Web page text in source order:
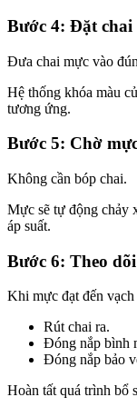
Bước 4: Đặt chai
Đưa chai mực vào
Hệ thống khóa màu
tương ứng.
Bước 5: Chờ
Không cần bóp chai.
Mực sẽ tự động chảy
áp suất.
Bước 6: Theo
Khi mực đạt đến vạch
Rút chai ra.
Đóng nắp bình
Đóng nắp bảo
Hoàn tất quá trình bổ